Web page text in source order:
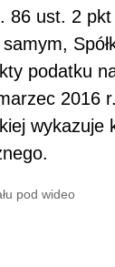
86 ust. 2 pkt
podatku
2016
wykazuje
pod wideo